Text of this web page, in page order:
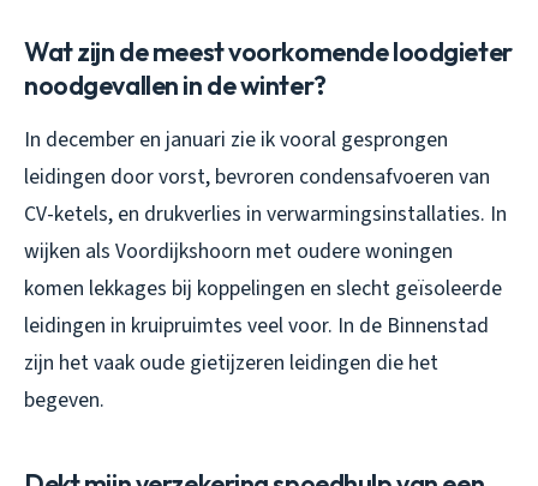
Wat zijn de meest voorkomende loodgieter
noodgevallen in de winter?
In december en januari zie ik vooral gesprongen
leidingen door vorst, bevroren condensafvoeren van
CV-ketels, en drukverlies in verwarmingsinstallaties. In
wijken als Voordijkshoorn met oudere woningen
komen lekkages bij koppelingen en slecht geïsoleerde
leidingen in kruipruimtes veel voor. In de Binnenstad
zijn het vaak oude gietijzeren leidingen die het
begeven.